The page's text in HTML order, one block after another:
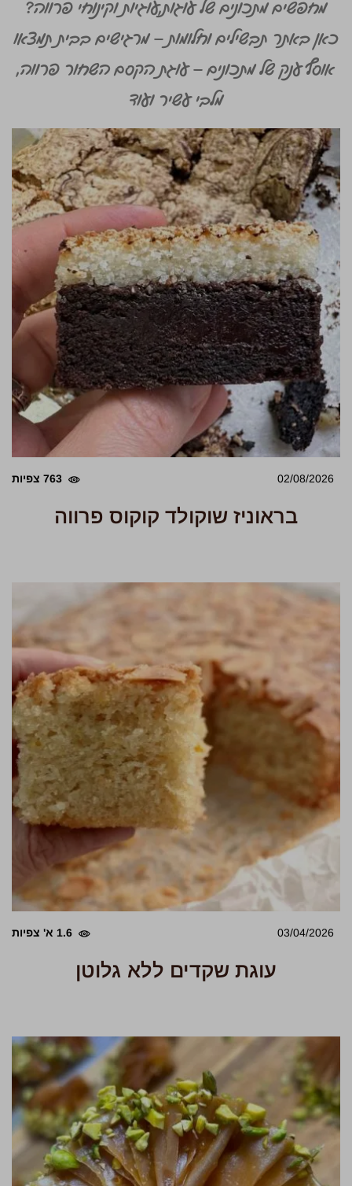
מחפשים מתכונים של עוגות,עוגיות וקינוחי פרווה?
כאן באתר תבשילים וחלומות – מרגישים בבית תמצאו
אוסף ענק של מתכונים – עוגת הקסם השחור פרווה,
מלבי עשיר ועוד
02/08/2026 763 צפיות
בראוניז שוקולד קוקוס פרווה
03/04/2026 1.6 א' צפיות
עוגת שקדים ללא גלוטן